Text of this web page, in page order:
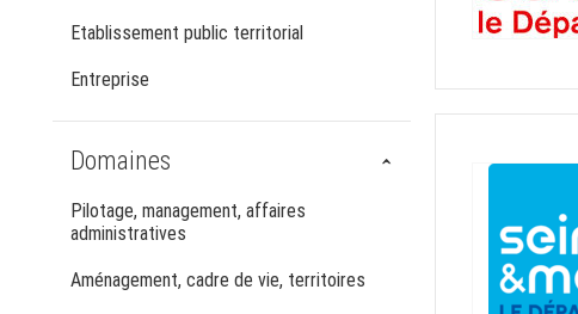
Etablissement public territorial
Entreprise
Domaines
Pilotage, management, affaires
administratives
Aménagement, cadre de vie, territoires